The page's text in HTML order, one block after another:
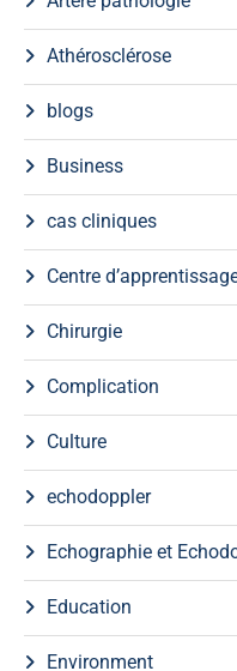
Athérosclérose
blogs
Business
cas cliniques
Centre
Chirurgie
Complication
Culture
echodoppler
Echographie et
Education
Environment